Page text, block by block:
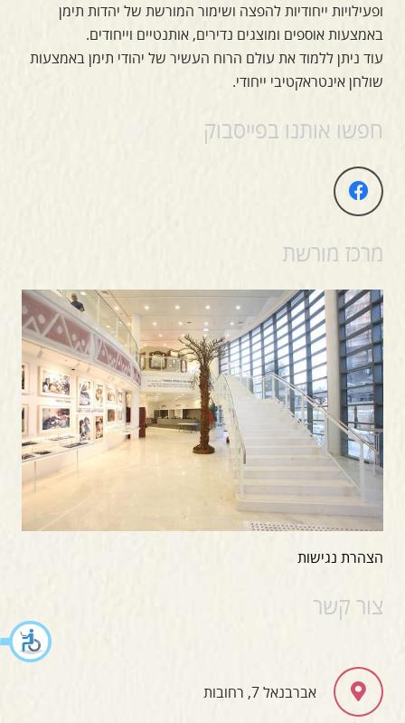
ופעילויות ייחודיות להפצה ושימור המורשת של יהדות תימן
באמצעות אוספים ומוצגים נדירים, אותנטיים וייחודים.
עוד ניתן ללמוד את עולם הרוח העשיר של יהודי תימן באמצעות
שולחן אינטראקטיבי ייחודי.
חפשו אותנו בפייסבוק
מרכז מורשת
הצהרת נגישות
צור קשר
אברבנאל 7, רחובות